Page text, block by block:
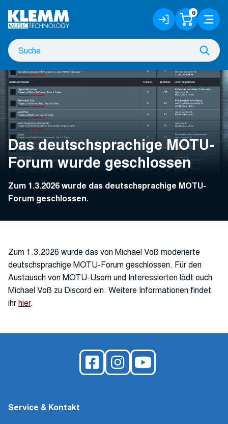
Hauptinhalt
Suche
nach
Anmelden
/
Registrieren
0 Menü
Das deutschsprachige MOTU-
Forum wurde geschlossen
Zum 1.3.2026 wurde das deutschsprachige MOTU-
Forum geschlossen.
Zum 1.3.2026 wurde das von Michael Voß moderierte
deutschsprachige MOTU-Forum geschlossen. Für den
Austausch von MOTU-Usern und Interessierten lädt euch
Michael Voß zu Discord ein. Weitere Informationen findet
ihrhier.
Service & Kontakt